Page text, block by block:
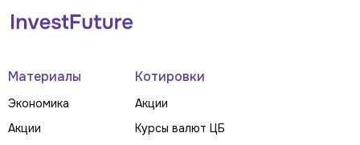
Материалы
Экономика
Акции
Котировки
Акции
Курсы валют ЦБ